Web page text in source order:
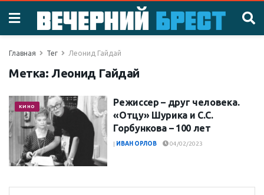
Главная Тег Леонид Гайдай
Метка:Леонид Гайдай
КИНО
Режиссер – друг человека.
«Отцу» Шурика и С.С.
Горбункова – 100 лет
| ИВАН ОРЛОВ 04/02/2023